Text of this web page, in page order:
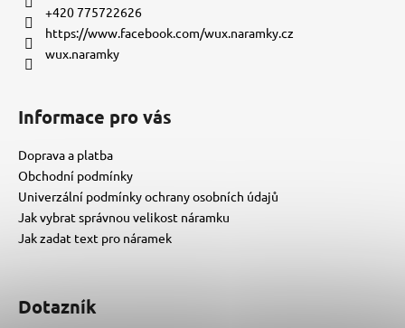
+420 775722626
https://www.facebook.com/wux.naramky.cz
wux.naramky
Informace pro vás
Doprava a platba
Obchodní podmínky
Univerzální podmínky ochrany osobních údajů
Jak vybrat správnou velikost náramku
Jak zadat text pro náramek
Dotazník